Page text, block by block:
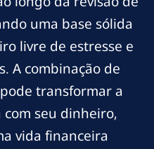
uma base sólida
livre de estresse e
A combinação de
transformar a
seu dinheiro,
vida financeira